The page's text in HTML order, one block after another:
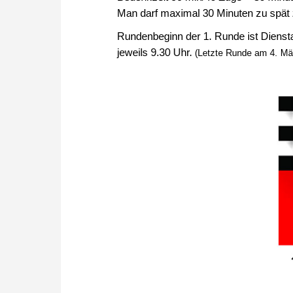
Man darf maximal 30 Minuten zu
Rundenbeginn der 1. Runde ist
jeweils 9.30 Uhr. (Letzte Runde am 4.